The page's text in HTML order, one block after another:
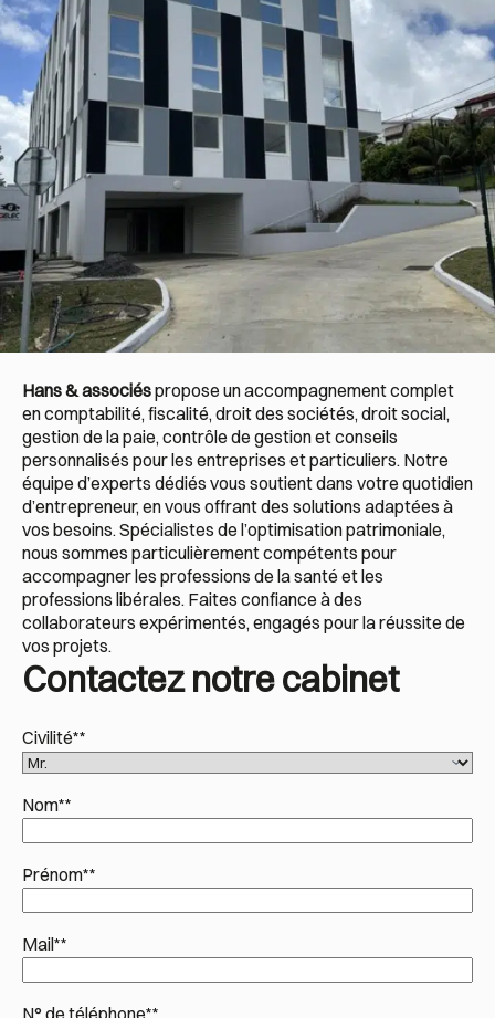
Hans & associéspropose un accompagnement complet
en comptabilité, fiscalité, droit des sociétés, droit social,
gestion de la paie, contrôle de gestion et conseils
personnalisés pour les entreprises et particuliers. Notre
équipe d’experts dédiés vous soutient dans votre quotidien
d’entrepreneur, en vous offrant des solutions adaptées à
vos besoins. Spécialistes de l’optimisation patrimoniale,
nous sommes particulièrement compétents pour
accompagner les professions de la santé et les
professions libérales. Faites confiance à des
collaborateurs expérimentés, engagés pour la réussite de
vos projets.
Contactez notre cabinet
Civilité**
Nom**
Prénom**
Mail**
N° de téléphone**